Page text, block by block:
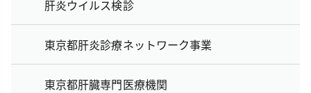
肝炎ウイルス検診
東京都肝炎診療ネットワーク事業
東京都肝臓専門医療機関